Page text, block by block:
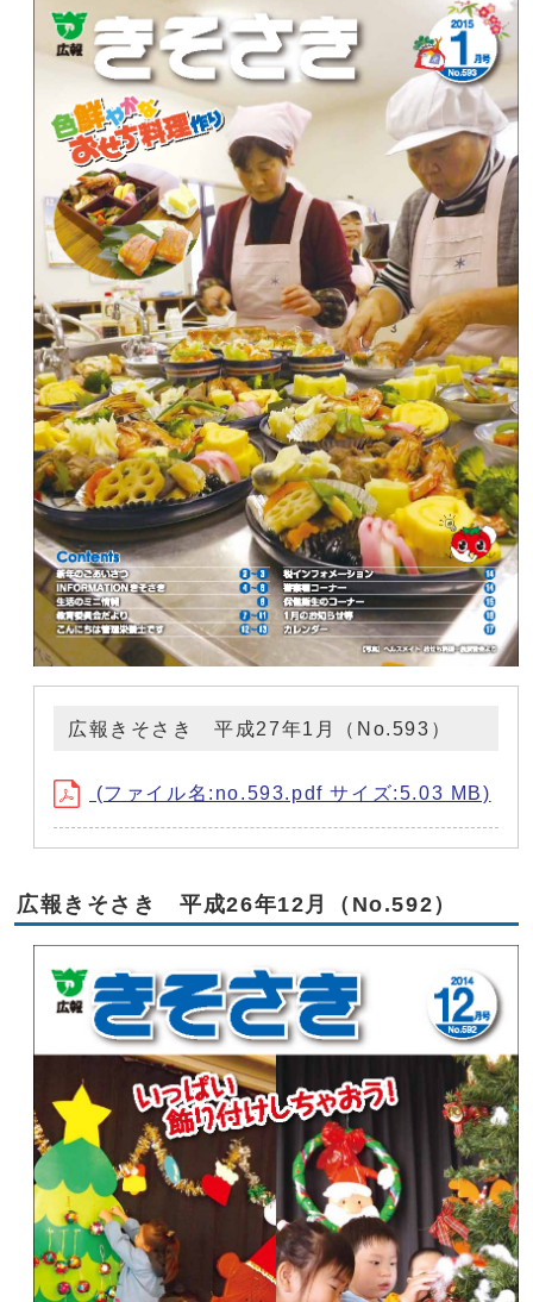
広報きそさき 平成27年1月（No.593）
(ファイル名:no.593.pdf サイズ:5.03 MB)
広報きそさき 平成26年12月（No.592）